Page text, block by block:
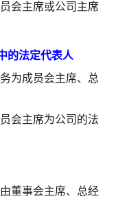
会主席或公司主席
的法定代表人
为成员会主席、总
会主席为公司的法
董事会主席、总经